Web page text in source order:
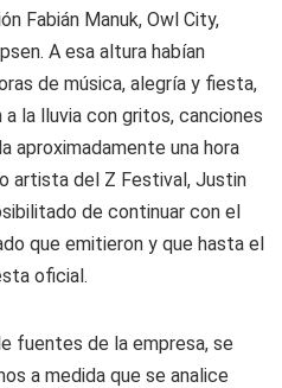
Fabián Manuk, Owl City,
A esa altura habían
de música, alegría y fiesta,
la lluvia con gritos, canciones
aproximadamente una hora
artista del Z Festival, Justin
de continuar con el
que emitieron y que hasta el
oficial.
fuentes de la empresa, se
a medida que se analice